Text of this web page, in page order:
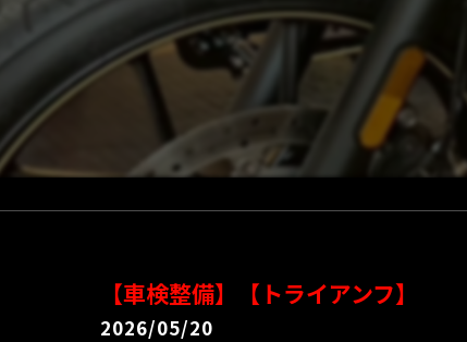
【車検整備】【トライアンフ】
2026/05/20